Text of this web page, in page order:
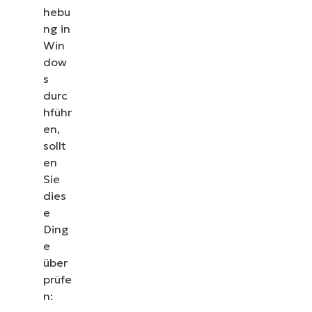
hebu
ng in
Win
dow
s
durc
hführ
en,
sollt
en
Sie
dies
e
Ding
e
über
prüfe
n: